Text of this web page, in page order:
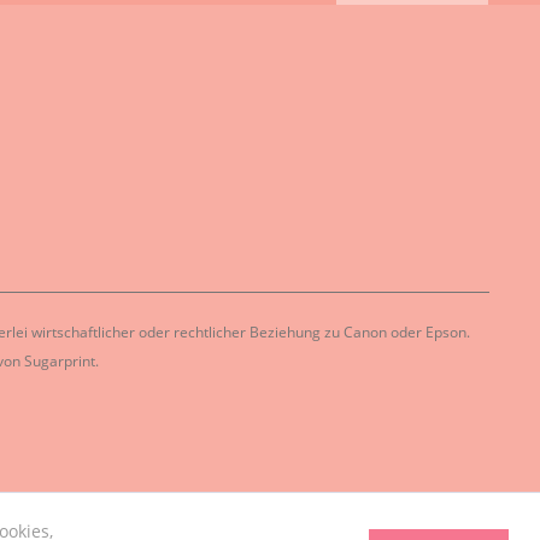
wirtschaftlicher oder rechtlicher Beziehung zu Canon oder Epson.
Sugarprint.